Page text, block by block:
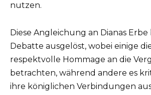
nutzen.
Diese Angleichung an Dianas
Debatte ausgelöst, wobei einige
respektvolle Hommage an die
betrachten, während andere es
ihre königlichen Verbindungen